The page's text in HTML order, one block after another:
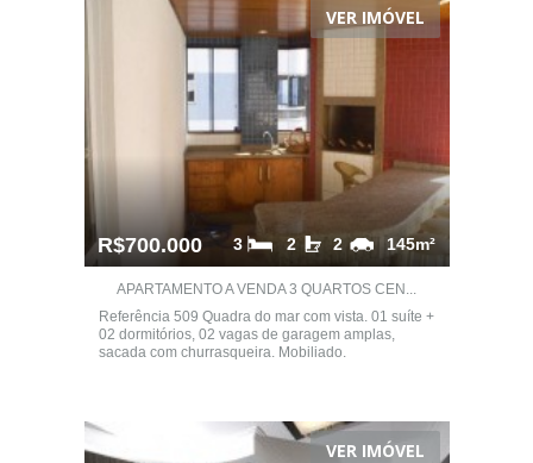
VER IMÓVEL
R$700.000 145m²
2
2
3
APARTAMENTO A VENDA 3 QUARTOS CEN...
Referência 509 Quadra do mar com vista. 01 suíte +
02 dormitórios, 02 vagas de garagem amplas,
sacada com churrasqueira. Mobiliado.
VER IMÓVEL